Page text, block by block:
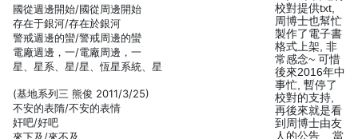
國從週邊開始/國從周邊開始
存在于銀河/存在於銀河
警戒週邊的蠻/警戒周邊的蠻
電廠週邊，一/電廠周邊，一
星、星系、星/星、恆星系統、星
(基地系列三 熊俊 2011/3/25)
不安的表隋/不安的表情
奸吧/好吧
校對提供txt,
周博士也幫忙
製作了電子書
格式上架, 非
常感念~ 可惜
後來2016年中
事忙, 暫停了
校對的支持,
再後來就是看
到周博士由友
人的公告....當